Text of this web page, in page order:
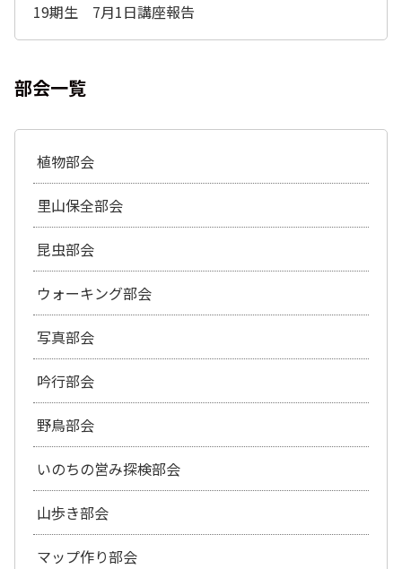
19期生 7月1日講座報告
部会一覧
植物部会
里山保全部会
昆虫部会
ウォーキング部会
写真部会
吟行部会
野鳥部会
いのちの営み探検部会
山歩き部会
マップ作り部会